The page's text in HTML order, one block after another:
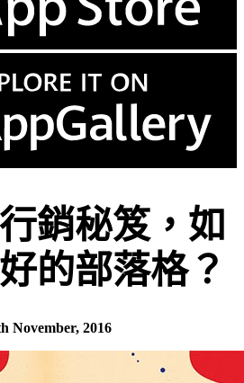
銷秘笈，如
的部落格？
November, 2016